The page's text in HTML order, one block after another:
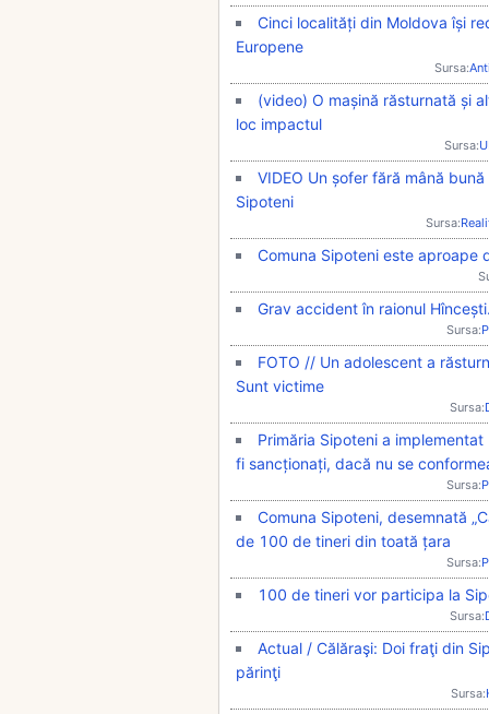
Cinci localități din Moldova își
Europene
Sursa:
(video) O mașină răsturnată și
loc impactul
Sursa:
VIDEO Un șofer fără mână
Sipoteni
Sursa:
Comuna Sipoteni este aproape
Grav accident în raionul
Sursa:
FOTO // Un adolescent a
Sunt victime
Sursa:
Primăria Sipoteni a
fi sancționați, dacă nu se
Sursa:
Comuna Sipoteni, desemnată
de 100 de tineri din toată țara
Sursa:
100 de tineri vor participa la
Sursa:
Actual / Călăraşi: Doi fraţi din
părinţi
Sursa: